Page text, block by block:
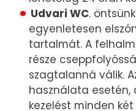
Udvari WC.
egyenletesen
tartalmát. A
része
szagtalanná válik.
használata esetén,
kezelést minden